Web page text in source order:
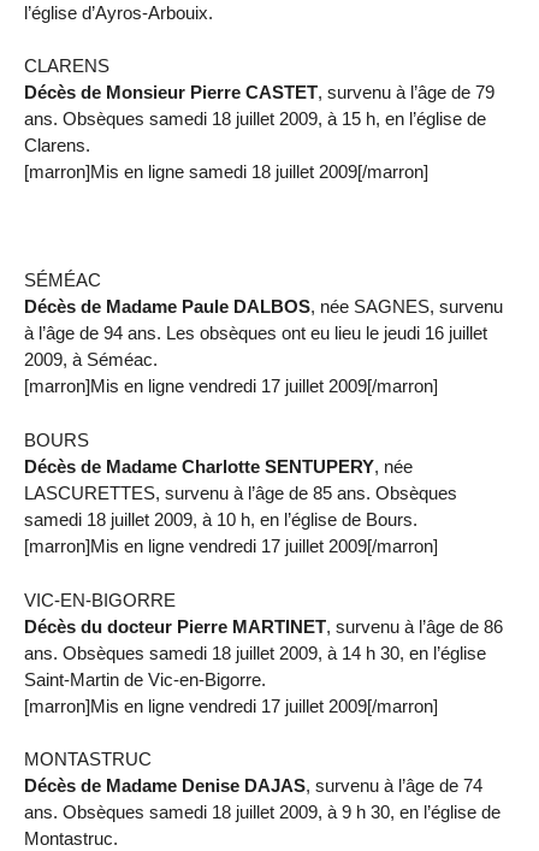
l’église d’Ayros-Arbouix.
CLARENS
Décès de Monsieur Pierre CASTET, survenu à l’âge de 79
ans. Obsèques samedi 18 juillet 2009, à 15 h, en l’église de
Clarens.
[marron]Mis en ligne samedi 18 juillet 2009[/marron]
SÉMÉAC
Décès de Madame Paule DALBOS, née SAGNES, survenu
à l’âge de 94 ans. Les obsèques ont eu lieu le jeudi 16 juillet
2009, à Séméac.
[marron]Mis en ligne vendredi 17 juillet 2009[/marron]
BOURS
Décès de Madame Charlotte SENTUPERY, née
LASCURETTES, survenu à l’âge de 85 ans. Obsèques
samedi 18 juillet 2009, à 10 h, en l’église de Bours.
[marron]Mis en ligne vendredi 17 juillet 2009[/marron]
VIC-EN-BIGORRE
Décès du docteur Pierre MARTINET, survenu à l’âge de 86
ans. Obsèques samedi 18 juillet 2009, à 14 h 30, en l’église
Saint-Martin de Vic-en-Bigorre.
[marron]Mis en ligne vendredi 17 juillet 2009[/marron]
MONTASTRUC
Décès de Madame Denise DAJAS, survenu à l’âge de 74
ans. Obsèques samedi 18 juillet 2009, à 9 h 30, en l’église de
Montastruc.